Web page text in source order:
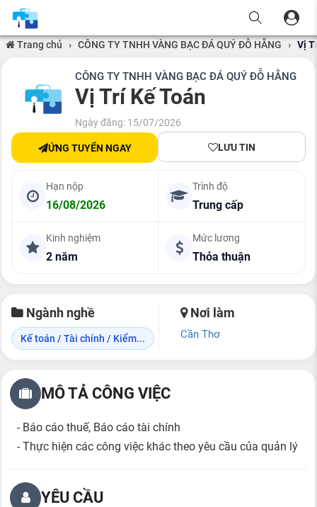
Trang chủ › CÔNG TY TNHH VÀNG BẠC ĐÁ QUÝ ĐỖ HẰNG › Vị
CÔNG TY TNHH VÀNG BẠC ĐÁ QUÝ ĐỖ HẰNG
Vị Trí Kế Toán
Ngày đăng: 15/07/2026
ỨNG TUYỂN NGAY LƯU TIN
Hạn nộp
16/08/2026
Trình độ
Trung cấp
Kinh nghiệm
2 năm
Mức lương
Thỏa thuận
Ngành nghề
Kế toán / Tài chính / Kiểm...
Nơi làm
Cần Thơ
MÔ TẢ CÔNG VIỆC
- Báo cáo thuế, Báo cáo tài chính
- Thực hiện các công việc khác theo yêu cầu của quản lý
YÊU CẦU